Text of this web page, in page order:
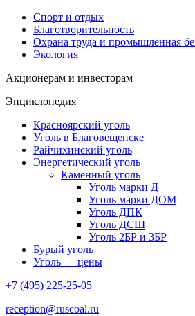
Спорт и отдых
Благотворительность
Охрана труда и промышленная
Экология
Акционерам и инвесторам
Энциклопедия
Красноярский уголь
Уголь в Благовещенске
Райчихинский уголь
Энергетический уголь
Каменный уголь
Уголь марки Д
Уголь марки ДОМ
Уголь ДПК
Уголь ДСШ
Уголь 2БР и 3БР
Бурый уголь
Уголь — цены
+7 (495) 225-25-05
reception@ruscoal.ru